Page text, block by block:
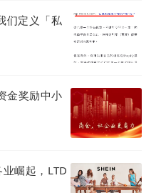
中常用的传统营销物料
片、视频、文件等。这
字场景下的营销电子物
在我们精心构建的营销
达潜在目标客户。数字
值生成。
场部，实现流量转化
们定义「私
金奖励中小
崛起，LTD